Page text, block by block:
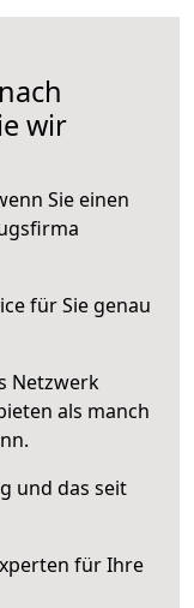
wir
Sie einen
für Sie genau
Netzwerk
als manch
und das seit
für Ihre